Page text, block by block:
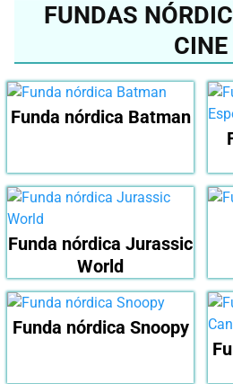
FUNDAS
CINE
Funda nórdica Batman
Funda nórdica Jurassic
World
Funda nórdica Snoopy